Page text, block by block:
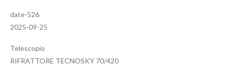
date-526
2025-09-25
Telescopio
RIFRATTORE TECNOSKY 70/420